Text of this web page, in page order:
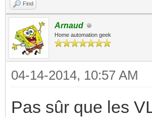
Find
Arnaud
Home automation geek
04-14-2014, 10:57 AM
Pas sûr que les